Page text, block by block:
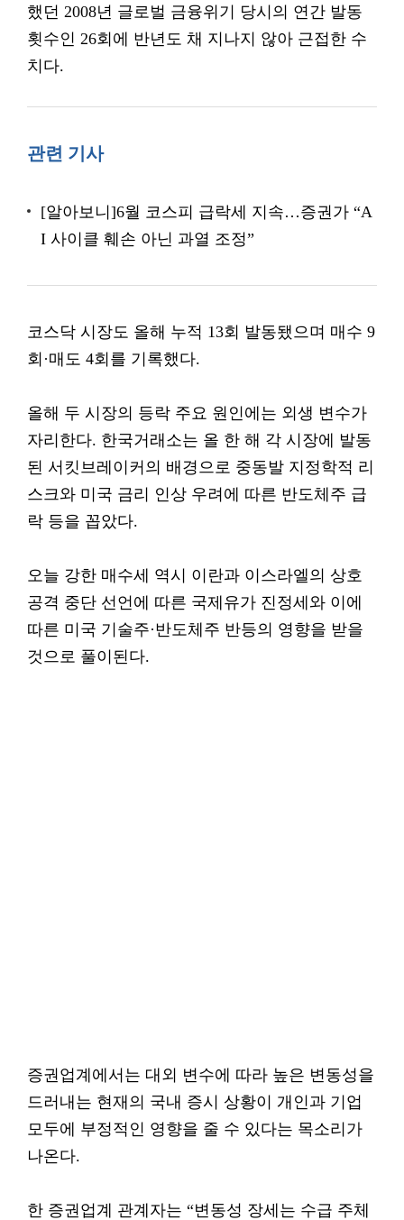
했던 2008년 글로벌 금융위기 당시의 연간 발동
횟수인 26회에 반년도 채 지나지 않아 근접한 수
치다.
관련 기사
[알아보니]6월 코스피 급락세 지속…증권가 “A
I 사이클 훼손 아닌 과열 조정”
코스닥 시장도 올해 누적 13회 발동됐으며 매수 9
회·매도 4회를 기록했다.
올해 두 시장의 등락 주요 원인에는 외생 변수가
자리한다. 한국거래소는 올 한 해 각 시장에 발동
된 서킷브레이커의 배경으로 중동발 지정학적 리
스크와 미국 금리 인상 우려에 따른 반도체주 급
락 등을 꼽았다.
오늘 강한 매수세 역시 이란과 이스라엘의 상호
공격 중단 선언에 따른 국제유가 진정세와 이에
따른 미국 기술주·반도체주 반등의 영향을 받을
것으로 풀이된다.
증권업계에서는 대외 변수에 따라 높은 변동성을
드러내는 현재의 국내 증시 상황이 개인과 기업
모두에 부정적인 영향을 줄 수 있다는 목소리가
나온다.
한 증권업계 관계자는 “변동성 장세는 수급 주체